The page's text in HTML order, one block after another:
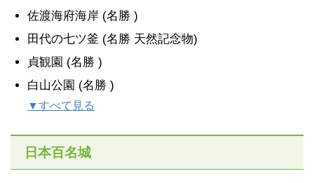
佐渡海府海岸 (名勝 )
田代の七ツ釜 (名勝 天然記念物)
貞観園 (名勝 )
白山公園 (名勝 )
▼すべて見る
日本百名城